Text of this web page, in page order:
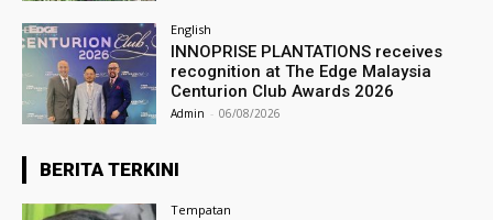
English
INNOPRISE PLANTATIONS receives
recognition at The Edge Malaysia
Centurion Club Awards 2026
Admin - 06/08/2026
BERITA TERKINI
Tempatan